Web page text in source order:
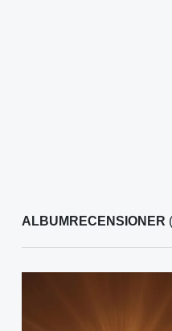
ALBUMRECENSIONER